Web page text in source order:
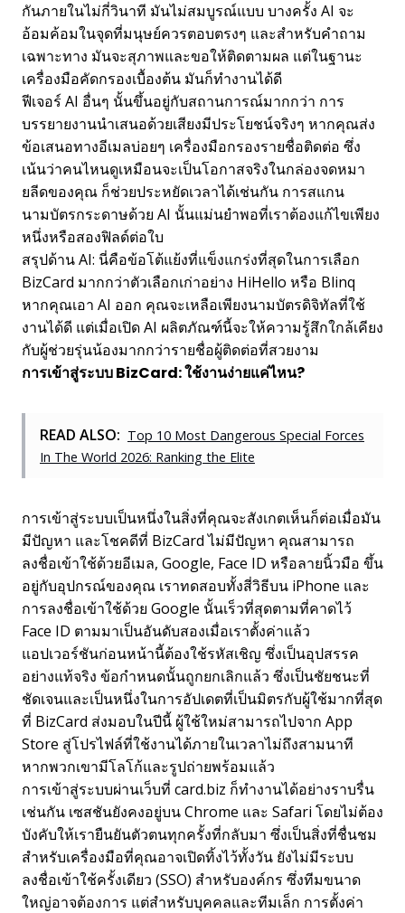
กันภายในไม่กี่วินาที มันไม่สมบูรณ์แบบ บางครั้ง AI จะ
อ้อมค้อมในจุดที่มนุษย์ควรตอบตรงๆ และสำหรับคำถาม
เฉพาะทาง มันจะสุภาพและขอให้ติดตามผล แต่ในฐานะ
เครื่องมือคัดกรองเบื้องต้น มันก็ทำงานได้ดี
ฟีเจอร์ AI อื่นๆ นั้นขึ้นอยู่กับสถานการณ์มากกว่า การ
บรรยายงานนำเสนอด้วยเสียงมีประโยชน์จริงๆ หากคุณส่ง
ข้อเสนอทางอีเมลบ่อยๆ เครื่องมือกรองรายชื่อติดต่อ ซึ่ง
เน้นว่าคนไหนดูเหมือนจะเป็นโอกาสจริงในกล่องจดหมา
ยลีดของคุณ ก็ช่วยประหยัดเวลาได้เช่นกัน การสแกน
นามบัตรกระดาษด้วย AI นั้นแม่นยำพอที่เราต้องแก้ไขเพียง
หนึ่งหรือสองฟิลด์ต่อใบ
สรุปด้าน AI: นี่คือข้อโต้แย้งที่แข็งแกร่งที่สุดในการเลือก
BizCard มากกว่าตัวเลือกเก่าอย่าง HiHello หรือ Blinq
หากคุณเอา AI ออก คุณจะเหลือเพียงนามบัตรดิจิทัลที่ใช้
งานได้ดี แต่เมื่อเปิด AI ผลิตภัณฑ์นี้จะให้ความรู้สึกใกล้เคียง
กับผู้ช่วยรุ่นน้องมากกว่ารายชื่อผู้ติดต่อที่สวยงาม
การเข้าสู่ระบบ BizCard: ใช้งานง่ายแค่ไหน?
READ ALSO: Top 10 Most Dangerous Special Forces
In The World 2026: Ranking the Elite
การเข้าสู่ระบบเป็นหนึ่งในสิ่งที่คุณจะสังเกตเห็นก็ต่อเมื่อมัน
มีปัญหา และโชคดีที่ BizCard ไม่มีปัญหา คุณสามารถ
ลงชื่อเข้าใช้ด้วยอีเมล, Google, Face ID หรือลายนิ้วมือ ขึ้น
อยู่กับอุปกรณ์ของคุณ เราทดสอบทั้งสี่วิธีบน iPhone และ
การลงชื่อเข้าใช้ด้วย Google นั้นเร็วที่สุดตามที่คาดไว้
Face ID ตามมาเป็นอันดับสองเมื่อเราตั้งค่าแล้ว
แอปเวอร์ชันก่อนหน้านี้ต้องใช้รหัสเชิญ ซึ่งเป็นอุปสรรค
อย่างแท้จริง ข้อกำหนดนั้นถูกยกเลิกแล้ว ซึ่งเป็นชัยชนะที่
ชัดเจนและเป็นหนึ่งในการอัปเดตที่เป็นมิตรกับผู้ใช้มากที่สุด
ที่ BizCard ส่งมอบในปีนี้ ผู้ใช้ใหม่สามารถไปจาก App
Store สู่โปรไฟล์ที่ใช้งานได้ภายในเวลาไม่ถึงสามนาที
หากพวกเขามีโลโก้และรูปถ่ายพร้อมแล้ว
การเข้าสู่ระบบผ่านเว็บที่ card.biz ก็ทำงานได้อย่างราบรื่น
เช่นกัน เซสชันยังคงอยู่บน Chrome และ Safari โดยไม่ต้อง
บังคับให้เรายืนยันตัวตนทุกครั้งที่กลับมา ซึ่งเป็นสิ่งที่ชื่นชม
สำหรับเครื่องมือที่คุณอาจเปิดทิ้งไว้ทั้งวัน ยังไม่มีระบบ
ลงชื่อเข้าใช้ครั้งเดียว (SSO) สำหรับองค์กร ซึ่งทีมขนาด
ใหญ่อาจต้องการ แต่สำหรับบุคคลและทีมเล็ก การตั้งค่า